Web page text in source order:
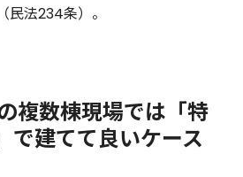
民法234条）。
複数棟現場では「特
で建てて良いケース